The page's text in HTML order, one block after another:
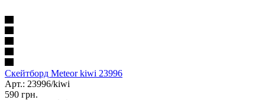
Скейтборд Meteor kiwi 23996
Арт.: 23996/kiwi
590 грн.